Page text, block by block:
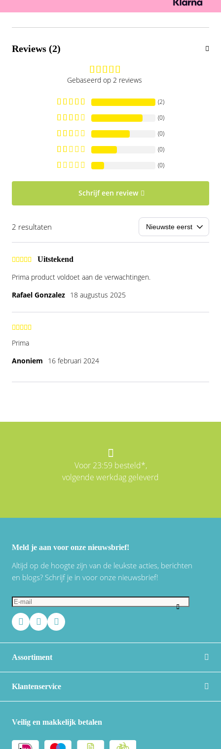
Reviews (2)
Gebaseerd op 2 reviews
(2)
(0)
(0)
(0)
(0)
Schrijf een review
2 resultaten
Uitstekend
Prima product voldoet aan de verwachtingen.
Rafael Gonzalez 18 augustus 2025
Prima
Anoniem
16 februari 2024
Voor 23:59 besteld*,
volgende werkdag geleverd
Meld je aan voor onze nieuwsbrief!
Altijd op de hoogte zijn van de leukste acties, berichten
en blogs? Schrijf je in voor onze nieuwsbrief!
Assortiment
Klantenservice
Veilig en makkelijk betalen